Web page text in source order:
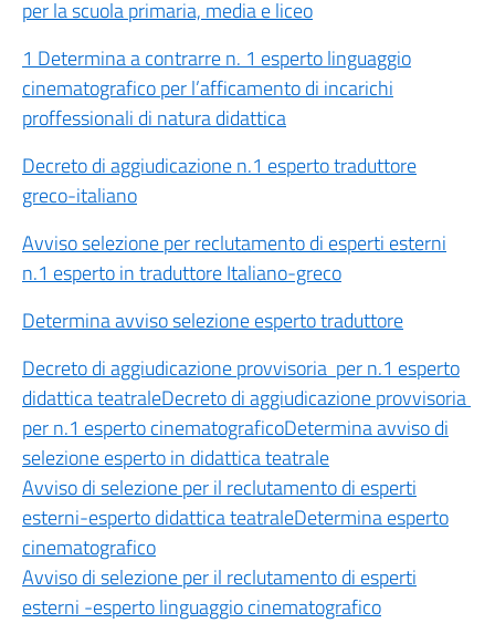
per la scuola primaria, media e liceo
1 Determina a contrarre n. 1 esperto linguaggio
cinematografico per l’afficamento di incarichi
proffessionali di natura didattica
Decreto di aggiudicazione n.1 esperto traduttore
greco-italiano
Avviso selezione per reclutamento di esperti esterni
n.1 esperto in traduttore Italiano-greco
Determina avviso selezione esperto traduttore
Decreto di aggiudicazione provvisoria per n.1 esperto
didattica teatraleDecreto di aggiudicazione provvisoria
per n.1 esperto cinematograficoDetermina avviso di
selezione esperto in didattica teatrale
Avviso di selezione per il reclutamento di esperti
esterni-esperto didattica teatraleDetermina esperto
cinematografico
Avviso di selezione per il reclutamento di esperti
esterni -esperto linguaggio cinematografico